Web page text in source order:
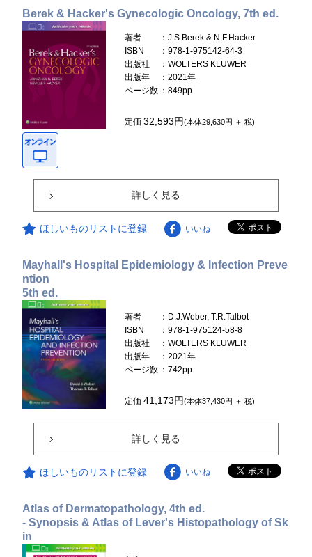
Berek & Hacker's Gynecologic Oncology, 7th ed.
著者
：J.S.Berek & N.F.Hacker
ISBN
：978-1-975142-64-3
出版社
：WOLTERS KLUWER
出版年
：2021年
ページ数 ：849pp.
定価32,593円(本体29,630円 ＋ 税)
詳しく見る
ほしいものリストに登録 いいね
Mayhall's Hospital Epidemiology & Infection Preve
ntion
5th ed.
著者
：D.J.Weber, T.R.Talbot
ISBN
：978-1-975124-58-8
出版社
：WOLTERS KLUWER
出版年
：2021年
ページ数 ：742pp.
定価41,173円(本体37,430円 ＋ 税)
詳しく見る
ほしいものリストに登録 いいね
Atlas of Dermatopathology, 4th ed.
- Synopsis & Atlas of Lever's Histopathology of Sk
in